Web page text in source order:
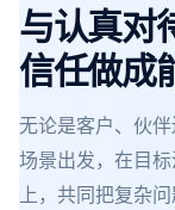
与认真对
信任做成
无论是客户、伙
场景出发，在目
上，共同把复杂问